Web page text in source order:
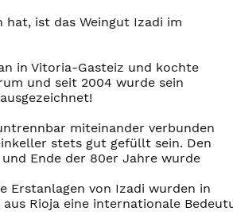
hat, ist das Weingut Izadi im
in Vitoria-Gasteiz und kochte
und seit 2004 wurde sein
miteinander verbunden
stets gut gefüllt sein. Den
Ende der 80er Jahre wurde
Erstanlagen von Izadi wurden in
Rioja eine internationale